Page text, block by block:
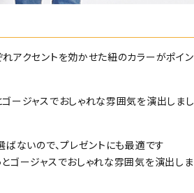
れアクセントを効かせた紐のカラーがポイン
ゴージャスでおしゃれな雰囲気を演出しまし
ばないので、プレゼントにも最適です
とゴージャスでおしゃれな雰囲気を演出しま